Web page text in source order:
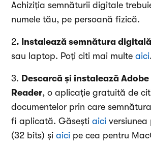
Achiziția semnăturii digitale
numele tău, pe persoană fizică.
2. Instalează semnătura digitală
sau laptop. Poți citi mai multeaici.
3. Descarcă și instalează
Reader, o aplicație gratuită de
documentelor prin care
fi aplicată. Găseștiaici versiunea
(32 bits) șiaici pe cea pentru